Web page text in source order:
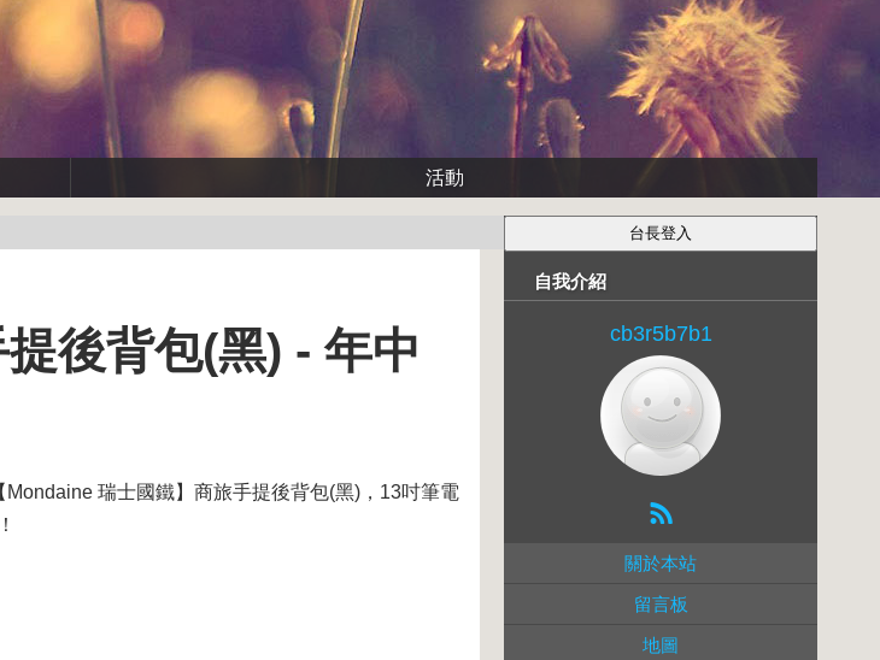
活動
後背包(黑) - 年中
Mondaine 瑞士國鐵】商旅手提後背包(黑)，13吋筆電
自我介紹
cb3r5b7b1
關於本站
留言板
地圖